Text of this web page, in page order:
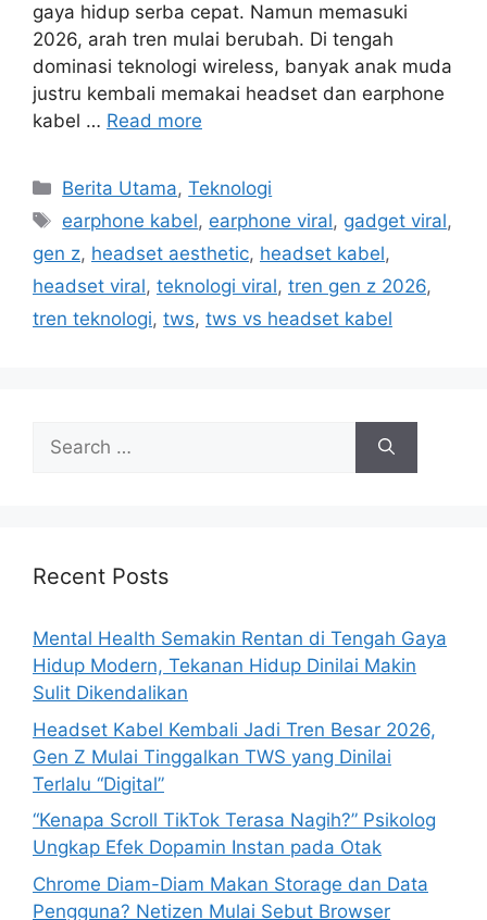
gaya hidup serba cepat. Namun memasuki
2026, arah tren mulai berubah. Di tengah
dominasi teknologi wireless, banyak anak muda
justru kembali memakai headset dan earphone
kabel … Read more
C
a
e
g
o
Berita Utama,Teknologi
T
a
s
earphone kabel, earphone viral, gadget viral,
gen z, headset aesthetic, headset kabel,
headset viral, teknologi viral, tren gen z 2026,
tren teknologi, tws, tws vs headset kabel
h
r
:
Recent Posts
Mental Health Semakin Rentan di Tengah Gaya
Hidup Modern, Tekanan Hidup Dinilai Makin
Sulit Dikendalikan
Headset Kabel Kembali Jadi Tren Besar 2026,
Gen Z Mulai Tinggalkan TWS yang Dinilai
Terlalu “Digital”
“Kenapa Scroll TikTok Terasa Nagih?” Psikolog
Ungkap Efek Dopamin Instan pada Otak
Chrome Diam-Diam Makan Storage dan Data
Pengguna? Netizen Mulai Sebut Browser